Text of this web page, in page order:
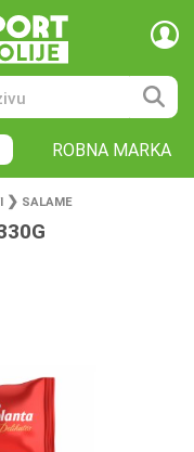
ROBNA MARKA
❯ SALAME